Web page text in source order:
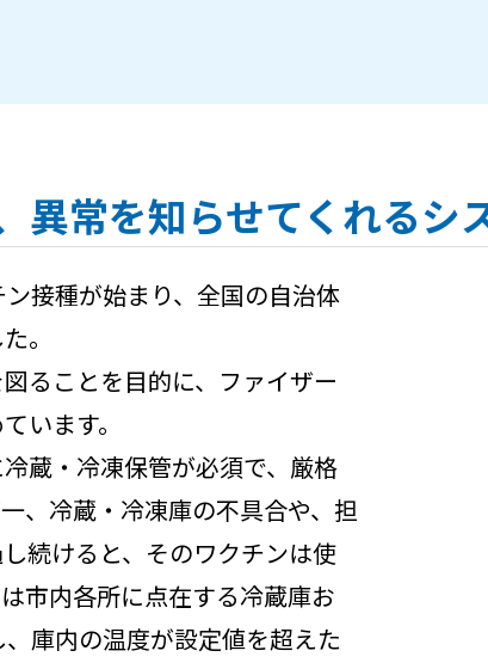
異常を知らせてくれるシ
接種が始まり、全国の自治体
。
ることを目的に、ファイザー
います。
蔵・冷凍保管が必須で、厳格
、冷蔵・冷凍庫の不具合や、担
続けると、そのワクチンは使
市内各所に点在する冷蔵庫お
庫内の温度が設定値を超えた